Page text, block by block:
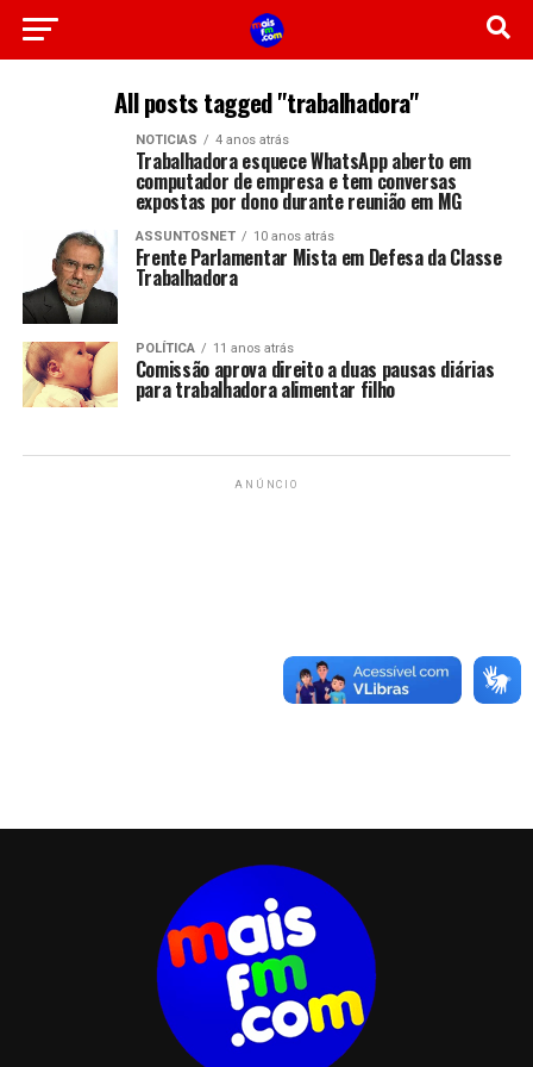
All posts tagged "trabalhadora"
NOTICIAS 4 anos atrás
Trabalhadora esquece WhatsApp aberto em
computador de empresa e tem conversas
expostas por dono durante reunião em MG
ASSUNTOSNET 10 anos atrás
Frente Parlamentar Mista em Defesa da Classe
Trabalhadora
POLÍTICA 11 anos atrás
Comissão aprova direito a duas pausas diárias
para trabalhadora alimentar filho
ANÚNCIO